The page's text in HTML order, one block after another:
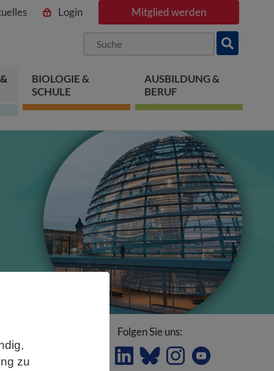
zu
Login Mitglied werden
BIOLOGIE &
SCHULE
AUSBILDUNG &
BERUF
Folgen Sie uns: